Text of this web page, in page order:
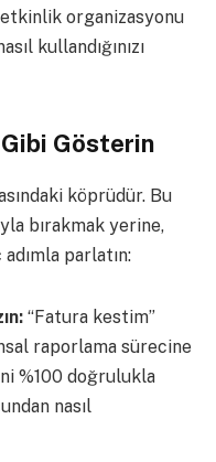
organizasyonu
kullandığınızı
Gösterin
köprüdür. Bu
bırakmak yerine,
parlatın:
“Fatura kestim”
raporlama sürecine
%100 doğrulukla
nasıl